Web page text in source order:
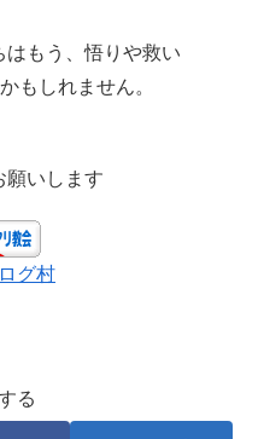
もう、悟りや救い
もしれません。
願いします
グ村
る